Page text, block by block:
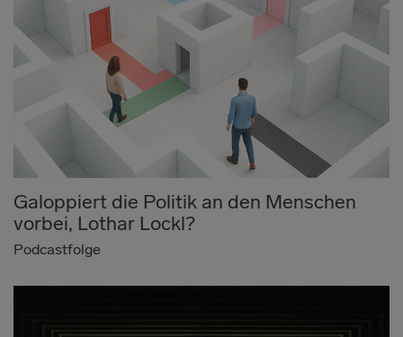
Galoppiert die Politik an den Menschen
vorbei, Lothar Lockl?
Podcastfolge